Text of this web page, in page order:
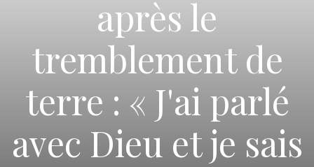
après le
tremblement de
terre : « J'ai parlé
avec Dieu et je sais